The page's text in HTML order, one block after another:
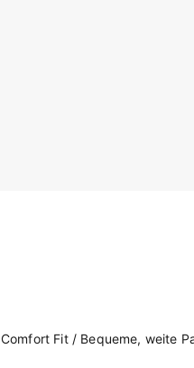
Comfort Fit / Bequeme, weite